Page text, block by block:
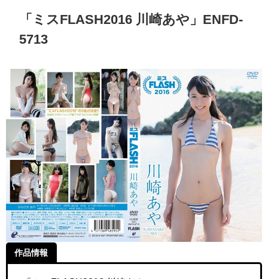
VenusFilm Complete Box 川崎あや＆林ゆめ（2018
年12月21日、AiconiQ PICTURES）
「ミスFLASH2016 川崎あや」ENFD-
5713